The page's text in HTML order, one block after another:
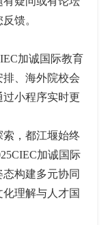
馈。
加诚国际教育
、海外院校会
小程序实时更
索，都江堰始终
加诚国际
构建多元协同
理解与人才国